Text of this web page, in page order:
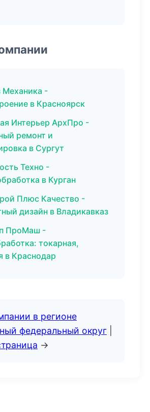
-
в Красноярск
Интерьер АрхПро -
ремонт и
в Сургут
Техно -
в Курган
Плюс Качество -
дизайн в Владикавказ
ПроМаш -
токарная,
в Краснодар
в регионе
федеральный округ
→